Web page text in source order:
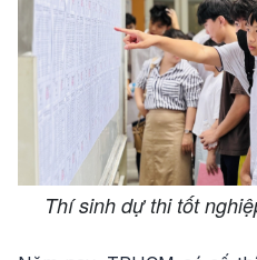
Thí sinh dự thi tốt